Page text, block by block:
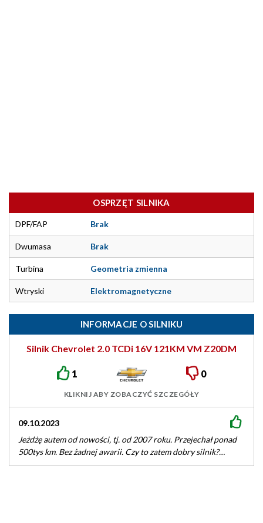
OSPRZĘT SILNIKA
DPF/FAP Brak
Dwumasa Brak
Turbina Geometria zmienna
Wtryski Elektromagnetyczne
INFORMACJE O SILNIKU
Silnik Chevrolet 2.0 TCDi 16V 121KM VM Z20DM
1 0
KLIKNIJ ABY ZOBACZYĆ SZCZEGÓŁY
09.10.2023
Jeżdżę autem od nowości, tj. od 2007 roku. Przejechał ponad
500tys km. Bez żadnej awarii. Czy to zatem dobry silnik?…